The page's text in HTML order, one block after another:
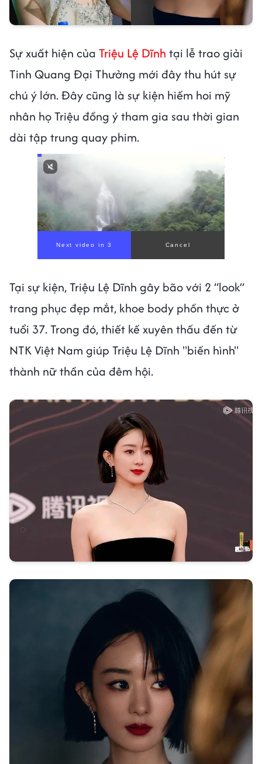
Sự xuất hiện của Triệu Lệ Dĩnh tại lễ trao giải
Tinh Quang Đại Thưởng mới đây thu hút sự
chú ý lớn. Đây cũng là sự kiện hiếm hoi mỹ
nhân họ Triệu đồng ý tham gia sau thời gian
dài tập trung quay phim.
Next video in 1 Cancel
Tại sự kiện, Triệu Lệ Dĩnh gây bão với 2 “look”
trang phục đẹp mắt, khoe body phồn thực ở
tuổi 37. Trong đó, thiết kế xuyên thấu đến từ
NTK Việt Nam giúp Triệu Lệ Dĩnh "biến hình"
thành nữ thần của đêm hội.